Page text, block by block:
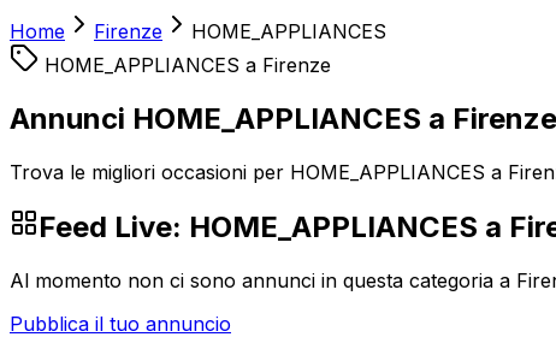
Home Firenze
HOME_APPLIANCES
HOME_APPLIANCES a Firenze
Annunci HOME_APPLIANCES a Firenze
Trova le migliori occasioni per HOME_APPLIANCES a
Feed Live: HOME_APPLIANCES a
Al momento non ci sono annunci in questa categoria a
Pubblica il tuo annuncio